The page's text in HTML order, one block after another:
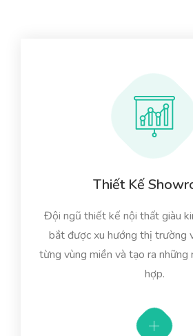
Thiết Kế
Đội ngũ thiết kế nội thất giàu
bắt được xu hướng thị trường
từng vùng miền và tạo ra những
hợp.